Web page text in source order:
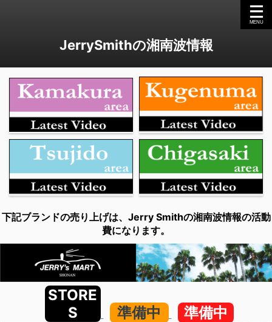
JerrySmithの湘南波情報
下記ブランドの売り上げは、Jerry Smithの湘南波情報の活動
費になります。
STORE
S
準備中 準備中